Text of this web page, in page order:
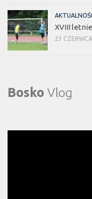
XVIII
23
Bosko Vlog